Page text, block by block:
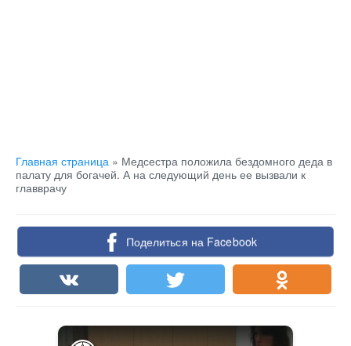
Главная страница » Медсестра положила бездомного деда в
палату для богачей. А на следующий день ее вызвали к
главврачу
Поделиться на Facebook